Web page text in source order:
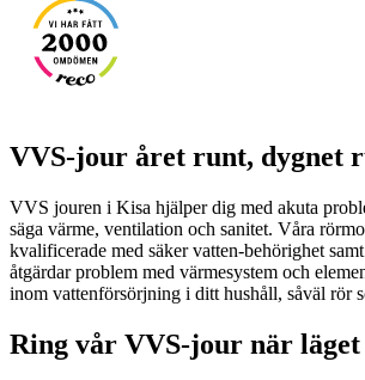
VVS-jour året runt, dygnet
VVS jouren i Kisa hjälper dig med akuta
säga värme, ventilation och sanitet. Våra
kvalificerade med säker vatten-behörighet
åtgärdar problem med värmesystem och
inom vattenförsörjning i ditt hushåll, såväl rör
Ring vår VVS-jour när